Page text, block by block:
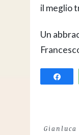
il meglio
Un
Gianluca